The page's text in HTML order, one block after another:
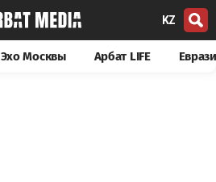
KZ
Эхо Москвы Арбат LIFE